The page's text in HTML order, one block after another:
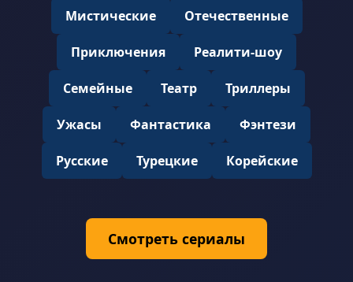
Мистические Отечественные
Приключения Реалити-шоу
Семейные Театр Триллеры
Ужасы Фантастика Фэнтези
Русские Турецкие Корейские
Смотреть сериалы